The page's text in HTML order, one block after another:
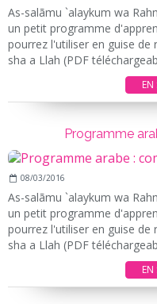
As-salãmu `alaykum wa
un petit programme
pourrez l'utiliser en guise
sha a Llah (PDF
EN
Programme
08/03/2016
As-salãmu `alaykum wa
un petit programme
pourrez l'utiliser en guise
sha a Llah (PDF
EN